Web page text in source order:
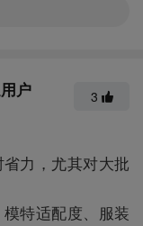
3
力，尤其对大批
特适配度、服装